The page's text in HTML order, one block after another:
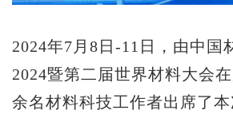
2024年7月8日-11日，由中
2024暨第二届世界材料大会
余名材料科技工作者出席了